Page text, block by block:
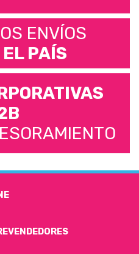
ENVÍOS
EL PAÍS